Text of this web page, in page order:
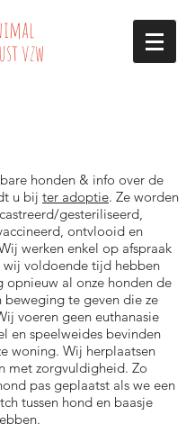
vzw
honden & info over de
u bij ter adoptie. Ze worden
gesteriliseerd,
ontvlooid en
werken enkel op afspraak
wij voldoende tijd hebben
opnieuw al onze honden de
beweging te geven die ze
voeren geen euthanasie
en speelweides bevinden
woning. Wij herplaatsen
met zorgvuldigheid. Zo
pas geplaatst als we een
tussen hond en baasje